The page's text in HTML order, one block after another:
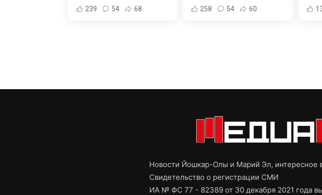
239 54 68 258 54 60
Новости Йошкар-Олы и Марий Эл,
Свидетельство о регистрации СМИ
ИА № ФС 77 - 82389 от 30 декабря 2021 года